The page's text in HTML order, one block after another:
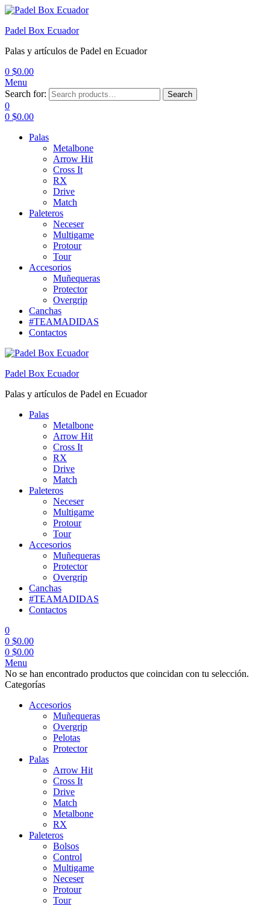
Padel Box Ecuador
Palas y artículos de Padel en Ecuador
0 $0.00
Menu
Search for:
Search
0
0 $0.00
Palas
Metalbone
Arrow Hit
Cross It
RX
Drive
Match
Paleteros
Neceser
Multigame
Protour
Tour
Accesorios
Muñequeras
Protector
Overgrip
Canchas
#TEAMADIDAS
Contactos
Padel Box Ecuador
Palas y artículos de Padel en Ecuador
Palas
Metalbone
Arrow Hit
Cross It
RX
Drive
Match
Paleteros
Neceser
Multigame
Protour
Tour
Accesorios
Muñequeras
Protector
Overgrip
Canchas
#TEAMADIDAS
Contactos
0
0 $0.00
0 $0.00
Menu
No se han encontrado productos que coincidan con tu selección.
Categorías
Accesorios
Muñequeras
Overgrip
Pelotas
Protector
Palas
Arrow Hit
Cross It
Drive
Match
Metalbone
RX
Paleteros
Bolsos
Control
Multigame
Neceser
Protour
Tour